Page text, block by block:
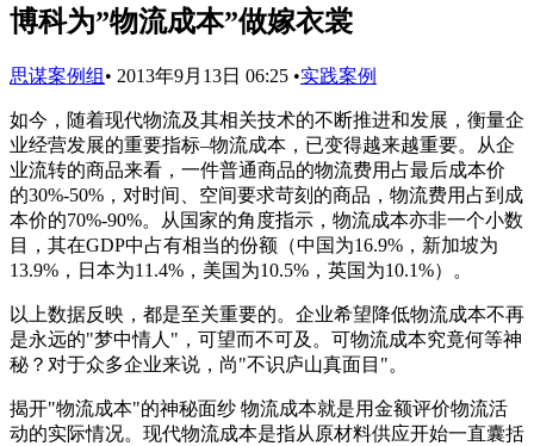
博科为”物流成本”做嫁衣裳
思谋案例组 • 2013年9月13日 06:25 •实践案例
如今，随着现代物流及其相关技术的不断推进和发展，衡量企
业经营发展的重要指标–物流成本，已变得越来越重要。从企
业流转的商品来看，一件普通商品的物流费用占最后成本价
的30%-50%，对时间、空间要求苛刻的商品，物流费用占到成
本价的70%-90%。从国家的角度指示，物流成本亦非一个小数
目，其在GDP中占有相当的份额（中国为16.9%，新加坡为
13.9%，日本为11.4%，美国为10.5%，英国为10.1%）。
以上数据反映，都是至关重要的。企业希望降低物流成本不再
是永远的"梦中情人"，可望而不可及。可物流成本究竟何等神
秘？对于众多企业来说，尚"不识庐山真面目"。
揭开"物流成本"的神秘面纱 物流成本就是用金额评价物流活
动的实际情况。现代物流成本是指从原材料供应开始一直囊括